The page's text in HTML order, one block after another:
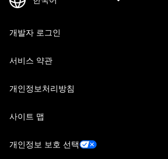
개발자 로그인
서비스 약관
개인정보처리방침
사이트 맵
개인정보 보호 선택